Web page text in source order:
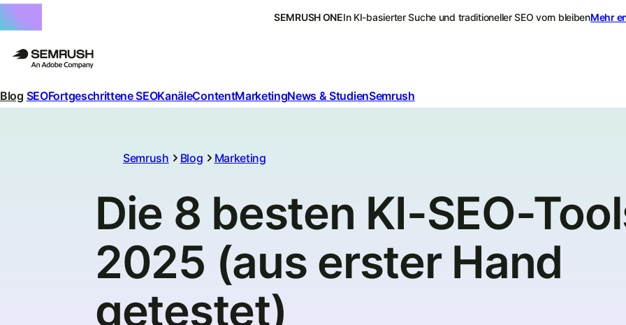
SEMRUSH ONEIn KI-basierter Suche und traditioneller SEO vorn bleibenMehr
Blog SEOFortgeschrittene SEOKanäleContentMarketingNews & StudienSemrush
Semrush Blog Marketing
Die 8 besten KI-SEO-
2025 (aus erster Hand
getestet)